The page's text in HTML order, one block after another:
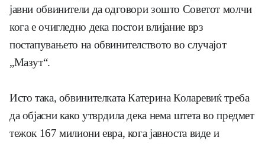
јавни обвинители да одговори зошто Советот молчи
кога е очигледно дека постои влијание врз
постапувањето на обвинителството во случајот
„Мазут“.
Исто така, обвинителката Катерина Коларевиќ треба
да објасни како утврдила дека нема штета во предмет
тежок 167 милиони евра, кога јавноста виде и